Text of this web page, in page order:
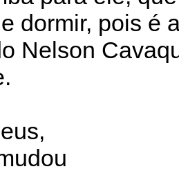
dormir, pois é
Nelson